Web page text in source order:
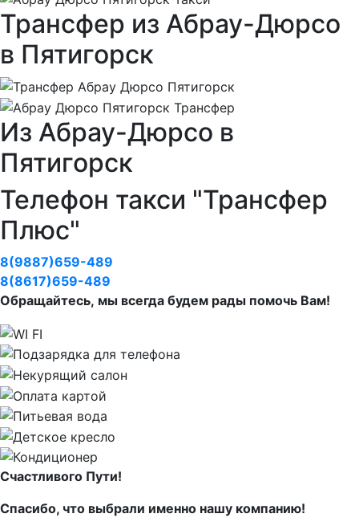
Трансфер из Абрау-Дюрсо
в Пятигорск
Из Абрау-Дюрсо в
Пятигорск
Телефон такси "Трансфер
Плюс"
8(9887)659-489
8(8617)659-489
Обращайтесь, мы всегда будем рады помочь Вам!
Счастливого Пути!
Спасибо, что выбрали именно нашу компанию!